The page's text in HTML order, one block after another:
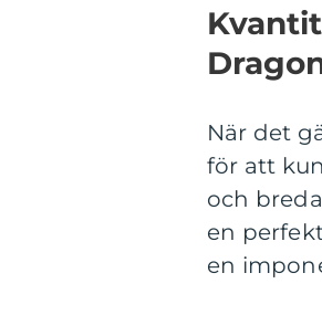
När det
för att
och
en
en